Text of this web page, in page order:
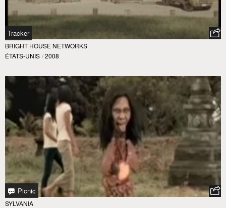
Tracker
BRIGHT HOUSE NETWORKS
ÉTATS-UNIS / 2008
Picnic
SYLVANIA